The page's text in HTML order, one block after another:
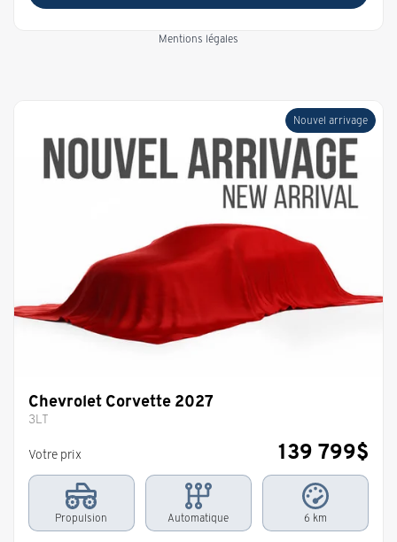
Mentions légales
Nouvel arrivage
Chevrolet Corvette 2027
3LT
Votre prix 139 799$
Propulsion Automatique 6 km